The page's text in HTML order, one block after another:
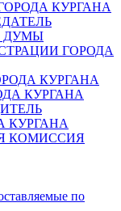
КУРГАНА
ДУМЫ
ГОРОДА
КУРГАНА
КУРГАНА
КУРГАНА
КОМИССИЯ
по